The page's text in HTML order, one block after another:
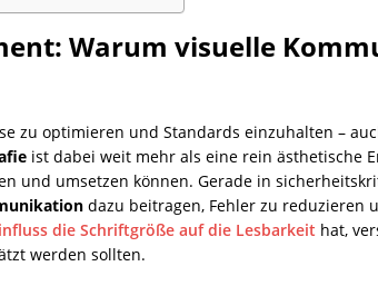
Warum visuelle
zu optimieren und Standards einzuhalten –
ist dabei weit mehr als eine rein ästhetische
und umsetzen können. Gerade in
dazu beitragen, Fehler zu reduzieren
die Schriftgröße auf die Lesbarkeit hat,
werden sollten.